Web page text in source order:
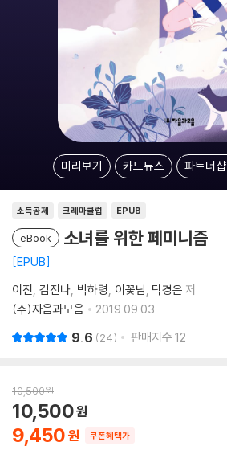
미리보기 카드뉴스 파트너샵
소득공제 크레마클럽 EPUB
eBook 소녀를 위한 페미니즘
EPUB
이진 김진나 박하령 이꽃님 탁경은 저
(주)자음과모음
2019.09.03.
9.6 24 판매지수 12
10,500원
9,450
10,500
쿠폰혜택가